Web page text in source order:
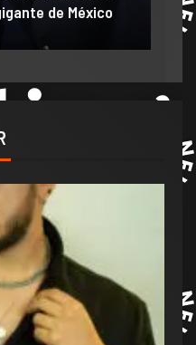
de México